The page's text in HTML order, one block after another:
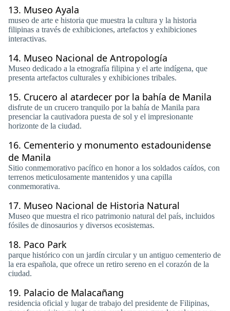
13. Museo Ayala
museo de arte e historia que muestra la cultura y la historia
filipinas a través de exhibiciones, artefactos y exhibiciones
interactivas.
14. Museo Nacional de Antropología
Museo dedicado a la etnografía filipina y el arte indígena, que
presenta artefactos culturales y exhibiciones tribales.
15. Crucero al atardecer por la bahía de Manila
disfrute de un crucero tranquilo por la bahía de Manila para
presenciar la cautivadora puesta de sol y el impresionante
horizonte de la ciudad.
16. Cementerio y monumento estadounidense
de Manila
Sitio conmemorativo pacífico en honor a los soldados caídos, con
terrenos meticulosamente mantenidos y una capilla
conmemorativa.
17. Museo Nacional de Historia Natural
Museo que muestra el rico patrimonio natural del país, incluidos
fósiles de dinosaurios y diversos ecosistemas.
18. Paco Park
parque histórico con un jardín circular y un antiguo cementerio de
la era española, que ofrece un retiro sereno en el corazón de la
ciudad.
19. Palacio de Malacañang
residencia oficial y lugar de trabajo del presidente de Filipinas,